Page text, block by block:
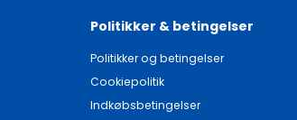
Politikker & betingelser
Politikker og betingelser
Cookiepolitik
Indkøbsbetingelser